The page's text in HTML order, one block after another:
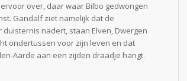
over, daar waar Bilbo gedwongen
Gandalf ziet namelijk dat de
nadert, staan Elven, Dwergen
ondertussen voor zijn leven en dat
Aarde aan een zijden draadje hangt.